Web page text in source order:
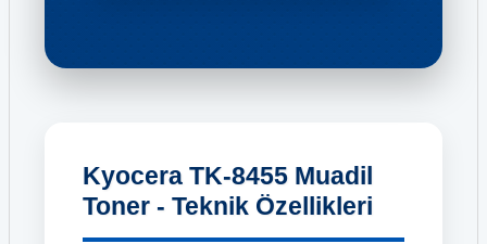
Kyocera TK-8455 Muadil
Toner - Teknik Özellikleri